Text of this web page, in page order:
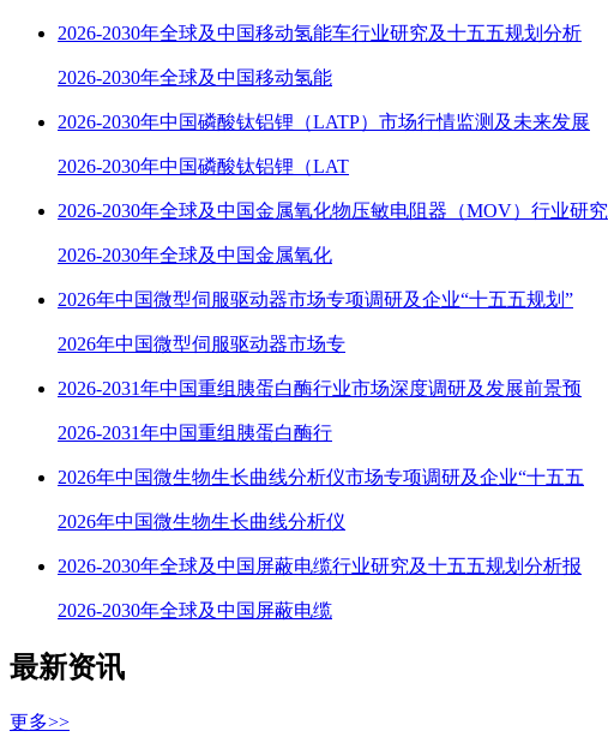
2026-2030年全球及中国移动氢能车行业研究及十五五规划分析
2026-2030年全球及中国移动氢能
2026-2030年中国磷酸钛铝锂（LATP）市场行情监测及未来发展
2026-2030年中国磷酸钛铝锂（LAT
2026-2030年全球及中国金属氧化物压敏电阻器（MOV）行业研究
2026-2030年全球及中国金属氧化
2026年中国微型伺服驱动器市场专项调研及企业“十五五规划”
2026年中国微型伺服驱动器市场专
2026-2031年中国重组胰蛋白酶行业市场深度调研及发展前景预
2026-2031年中国重组胰蛋白酶行
2026年中国微生物生长曲线分析仪市场专项调研及企业“十五五
2026年中国微生物生长曲线分析仪
2026-2030年全球及中国屏蔽电缆行业研究及十五五规划分析报
2026-2030年全球及中国屏蔽电缆
最新资讯
更多>>